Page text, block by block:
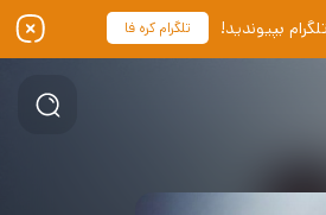
بپیوندید! تلگرام کره فا